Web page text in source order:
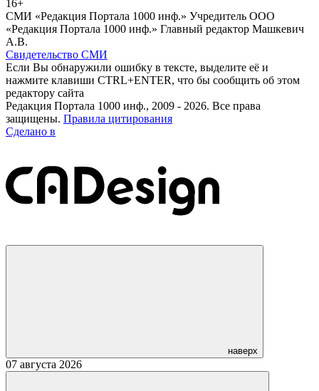
16+
СМИ «Редакция Портала 1000 инф.» Учредитель ООО
«Редакция Портала 1000 инф.» Главный редактор Машкевич
А.В.
Свидетельство СМИ
Если Вы обнаружили ошибку в тексте, выделите её и
нажмите клавиши CTRL+ENTER, что бы сообщить об этом
редактору сайта
Редакция Портала 1000 инф., 2009 - 2026. Все права
защищены. Правила цитирования
Сделано в
наверх
07 августа 2026